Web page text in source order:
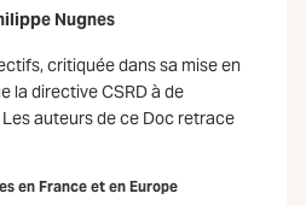
Nugnes
critiquée dans sa mise en
la directive CSRD à de
auteurs de ce Doc retrace
en France et en Europe